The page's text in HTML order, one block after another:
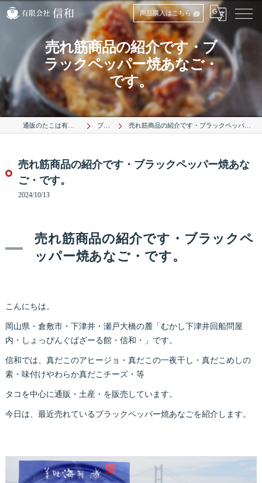
商品購入はこちら
売れ筋商品の紹介です・ブ
ラックペッパー焼あなご・
です。
通販のたこは有限会社信和 ブログ 売れ筋商品の紹介です・ブラックペッパー焼あなご・です。
売れ筋商品の紹介です・ブラックペッパー焼あな
ご・です。
2024/10/13
売れ筋商品の紹介です・ブラックペ
ッパー焼あなご・です。
こんにちは。
岡山県・倉敷市・下津井・瀬戸大橋の麓「むかし下津井回船問屋
内・しょっぴんぐばざーる館・信和・」です。
信和では、真だこのアヒージョ・真だこの一夜干し・真だこめしの
素・味付けやわらか真だこチーズ・等
タコを中心に通販・土産・を販売しています。
今日は、最近売れているブラックペッパー焼あなごを紹介します。